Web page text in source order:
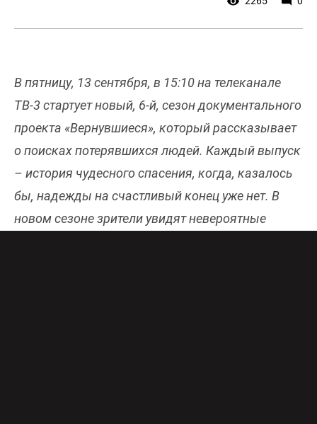
В пятницу, 13 сентября, в 15:10 на телеканале
ТВ-3 стартует новый, 6-й, сезон документального
проекта «Вернувшиеся», который рассказывает
о поисках потерявшихся людей. Каждый выпуск
– история чудесного спасения, когда, казалось
бы, надежды на счастливый конец уже нет. В
новом сезоне зрители увидят невероятные